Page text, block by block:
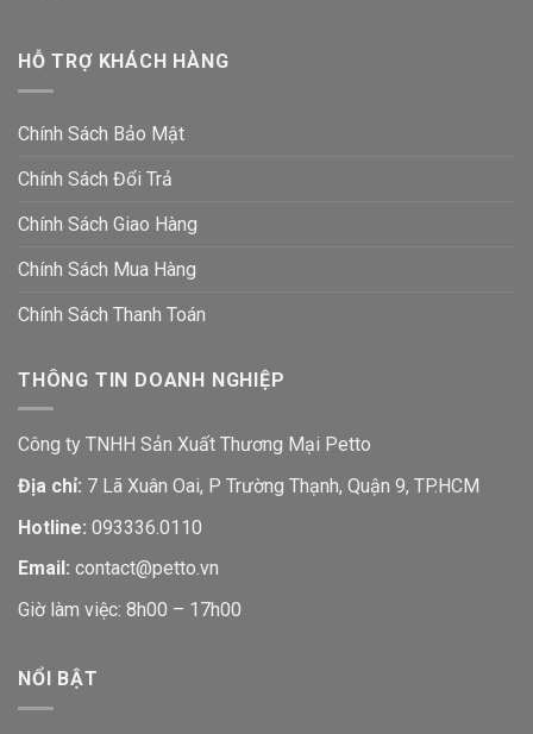
HỖ TRỢ KHÁCH HÀNG
Chính Sách Bảo Mật
Chính Sách Đổi Trả
Chính Sách Giao Hàng
Chính Sách Mua Hàng
Chính Sách Thanh Toán
THÔNG TIN DOANH NGHIỆP
Công ty TNHH Sản Xuất Thương Mại Petto
Địa chỉ: 7 Lã Xuân Oai, P Trường Thạnh, Quận 9, TP.HCM
Hotline: 093336.0110
Email: contact@petto.vn
Giờ làm việc: 8h00 – 17h00
NỔI BẬT